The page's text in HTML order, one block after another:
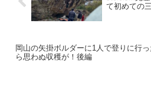
て初めての
岡山の矢掛ボルダーに1人で登りに行っ
ら思わぬ収穫が！後編